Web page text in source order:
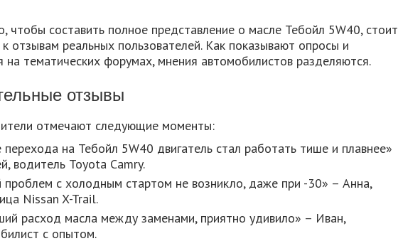
чтобы составить полное представление о масле Тебойл 5W40, стоит
отзывам реальных пользователей. Как показывают опросы и
на тематических форумах, мнения автомобилистов разделяются.
отзывы
отмечают следующие моменты:
на Тебойл 5W40 двигатель стал работать тише и плавнее»
водитель Toyota Camry.
проблем с холодным стартом не возникло, даже при -30» – Анна,
Nissan X-Trail.
расход масла между заменами, приятно удивило» – Иван,
с опытом.